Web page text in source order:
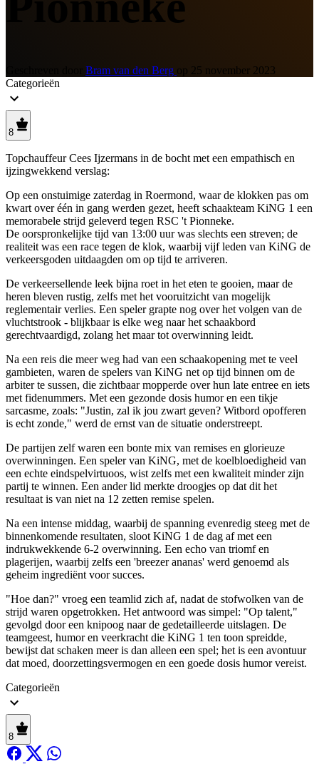
Bram van den Berg op 25 november 2023
Categorieën
8
Topchauffeur Cees Ijzermans in de bocht met een empathisch en
ijzingwekkend verslag:
Op een onstuimige zaterdag in Roermond, waar de klokken pas om
kwart over één in gang werden gezet, heeft schaakteam KiNG 1 een
memorabele strijd geleverd tegen RSC 't Pionneke.
De oorspronkelijke tijd van 13:00 uur was slechts een streven; de
realiteit was een race tegen de klok, waarbij vijf leden van KiNG de
verkeersgoden uitdaagden om op tijd te arriveren.
De verkeersellende leek bijna roet in het eten te gooien, maar de
heren bleven rustig, zelfs met het vooruitzicht van mogelijk
reglementair verlies. Een speler grapte nog over het volgen van de
vluchtstrook - blijkbaar is elke weg naar het schaakbord
gerechtvaardigd, zolang het maar tot overwinning leidt.
Na een reis die meer weg had van een schaakopening met te veel
gambieten, waren de spelers van KiNG net op tijd binnen om de
arbiter te sussen, die zichtbaar mopperde over hun late entree en iets
met fidenummers. Met een gezonde dosis humor en een tikje
sarcasme, zoals: "Justin, zal ik jou zwart geven? Witbord opofferen
is echt zonde," werd de ernst van de situatie onderstreept.
De partijen zelf waren een bonte mix van remises en glorieuze
overwinningen. Een speler van KiNG, met de koelbloedigheid van
een echte eindspelvirtuoos, wist zelfs met een kwaliteit minder zijn
partij te winnen. Een ander lid merkte droogjes op dat dit het
resultaat is van niet na 12 zetten remise spelen.
Na een intense middag, waarbij de spanning evenredig steeg met de
binnenkomende resultaten, sloot KiNG 1 de dag af met een
indrukwekkende 6-2 overwinning. Een echo van triomf en
plagerijen, waarbij zelfs een 'breezer ananas' werd genoemd als
geheim ingrediënt voor succes.
"Hoe dan?" vroeg een teamlid zich af, nadat de stofwolken van de
strijd waren opgetrokken. Het antwoord was simpel: "Op talent,"
gevolgd door een knipoog naar de gedetailleerde uitslagen. De
teamgeest, humor en veerkracht die KiNG 1 ten toon spreidde,
bewijst dat schaken meer is dan alleen een spel; het is een avontuur
dat moed, doorzettingsvermogen en een goede dosis humor vereist.
Categorieën
8